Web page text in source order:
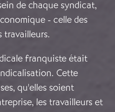
de chaque syndicat,
- celle des
travailleurs.
franquiste était
Cette
qu'elles soient
les travailleurs et